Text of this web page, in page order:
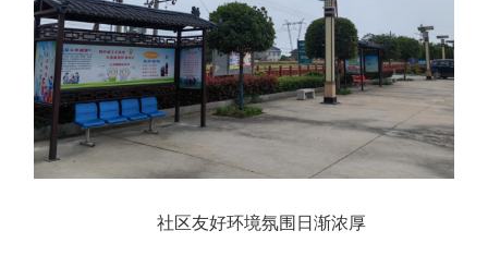
社区友好环境氛围日渐浓厚